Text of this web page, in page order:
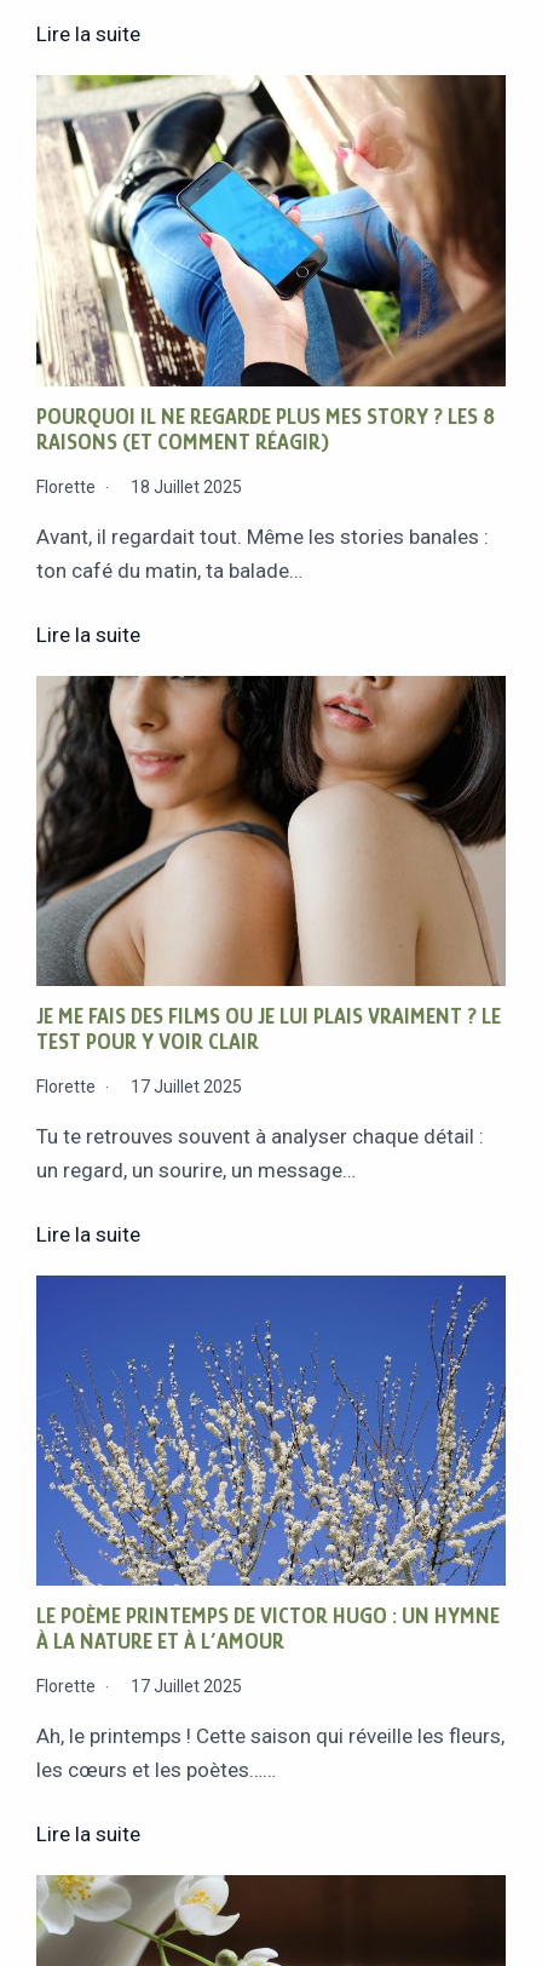
Lire la suite
POURQUOI IL NE REGARDE PLUS MES STORY ? LES 8
RAISONS (ET COMMENT RÉAGIR)
Florette 18 Juillet 2025
Avant, il regardait tout. Même les stories banales :
ton café du matin, ta balade…
Lire la suite
JE ME FAIS DES FILMS OU JE LUI PLAIS VRAIMENT ? LE
TEST POUR Y VOIR CLAIR
Florette 17 Juillet 2025
Tu te retrouves souvent à analyser chaque détail :
un regard, un sourire, un message…
Lire la suite
LE POÈME PRINTEMPS DE VICTOR HUGO : UN HYMNE
À LA NATURE ET À L’AMOUR
Florette 17 Juillet 2025
Ah, le printemps ! Cette saison qui réveille les fleurs,
les cœurs et les poètes……
Lire la suite